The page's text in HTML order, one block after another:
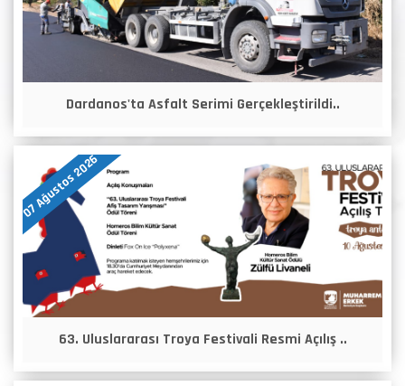
Dardanos'ta Asfalt Serimi Gerçekleştirildi..
07 Ağustos 2026
63. Uluslararası Troya Festivali Resmi Açılış ..